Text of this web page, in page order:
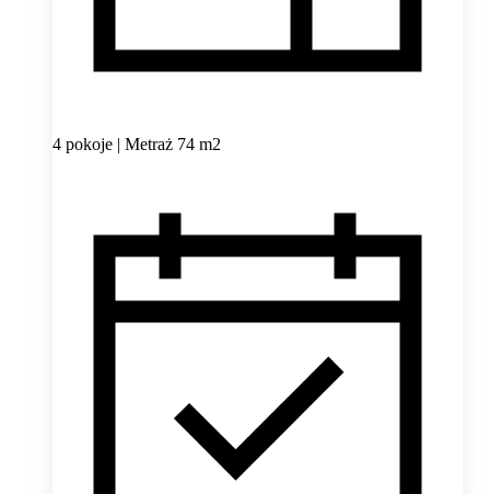
4 pokoje | Metraż 74 m2